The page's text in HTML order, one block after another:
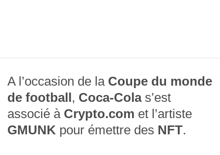
A l’occasion de la Coupe du monde
de football , Coca-Colas’est
associé à Crypto.com et l’artiste
GMUNK pour émettre des NFT.